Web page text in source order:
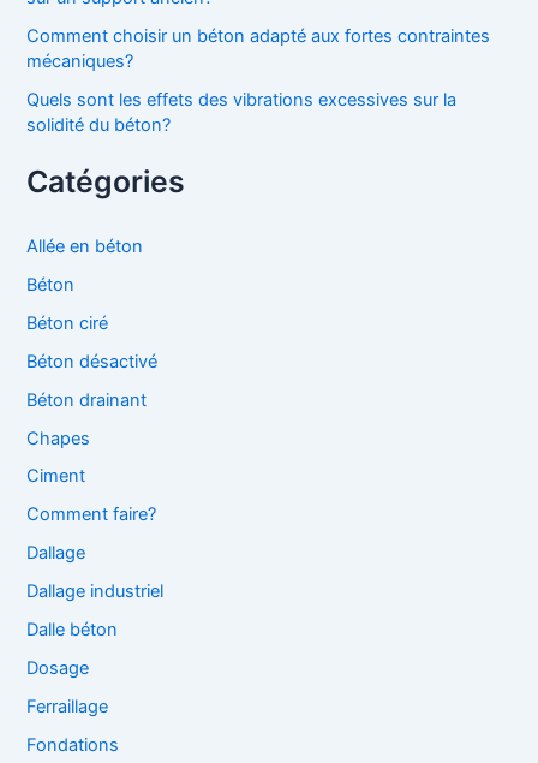
Comment choisir un béton adapté aux fortes contraintes
mécaniques?
Quels sont les effets des vibrations excessives sur la
solidité du béton?
Catégories
Allée en béton
Béton
Béton ciré
Béton désactivé
Béton drainant
Chapes
Ciment
Comment faire?
Dallage
Dallage industriel
Dalle béton
Dosage
Ferraillage
Fondations